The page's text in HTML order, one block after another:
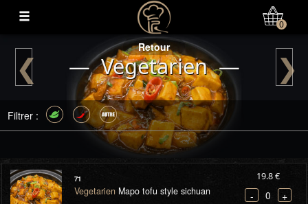
Mon Compte
0
Retour
— Vegetarien —
❮ ❯
Filtrer :
71
VegetarienMapo tofu style sichuan
19.8 €
- 0 +